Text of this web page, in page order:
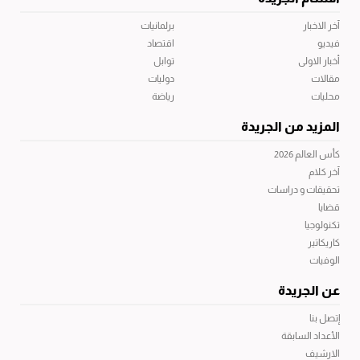
آخر الاخبار
فيديو
أخبار الاولى
مقالات
محليات
برلمانيات
اقتصاد
توابل
دوليات
رياضة
المزيد من الجريدة
كأس العالم 2026
آخر كلام
تحقيقات و دراسات
قضايا
تكنولوجيا
كاريكاتير
الوفيات
عن الجريدة
إتصل بنا
الأعداد السابقة
الارشيف